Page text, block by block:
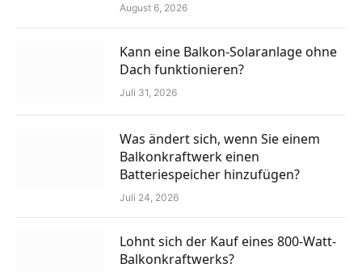
August 6, 2026
Kann eine Balkon-Solaranlage ohne
Dach funktionieren?
Juli 31, 2026
Was ändert sich, wenn Sie einem
Balkonkraftwerk einen
Batteriespeicher hinzufügen?
Juli 24, 2026
Lohnt sich der Kauf eines 800-Watt-
Balkonkraftwerks?